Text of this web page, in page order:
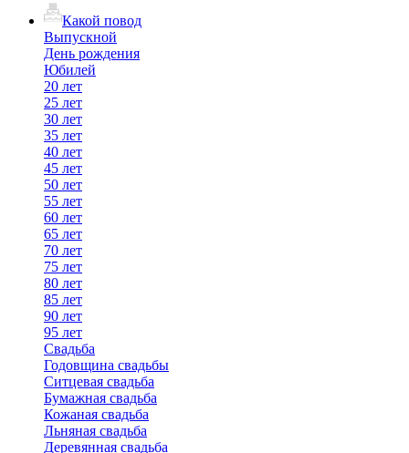
Какой повод
Выпускной
День рождения
Юбилей
20 лет
25 лет
30 лет
35 лет
40 лет
45 лет
50 лет
55 лет
60 лет
65 лет
70 лет
75 лет
80 лет
85 лет
90 лет
95 лет
Свадьба
Годовщина свадьбы
Ситцевая свадьба
Бумажная свадьба
Кожаная свадьба
Льняная свадьба
Деревянная свадьба